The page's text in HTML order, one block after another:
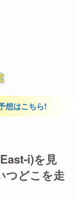
想はこちら!
i)を見
つどこを走